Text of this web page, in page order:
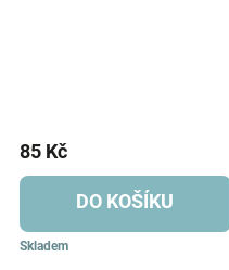
Skladem
85 Kč
DO KOŠÍKU